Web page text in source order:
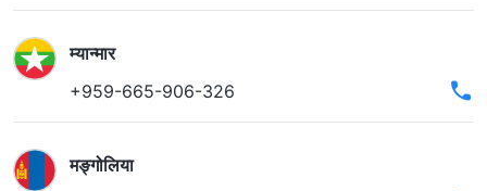
म्यान्मार
+959-665-906-326
मङ्गोलिया